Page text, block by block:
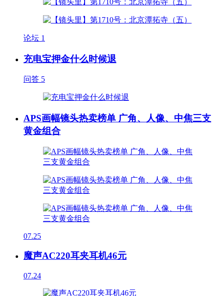
论坛 1
充电宝押金什么时候退
问答 5
APS画幅镜头热卖榜单 广角、人像、中焦三支
黄金组合
07.25
魔声AC220耳夹耳机46元
07.24